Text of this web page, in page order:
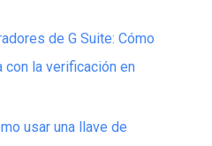
de G Suite: Cómo
la verificación en
usar una llave de